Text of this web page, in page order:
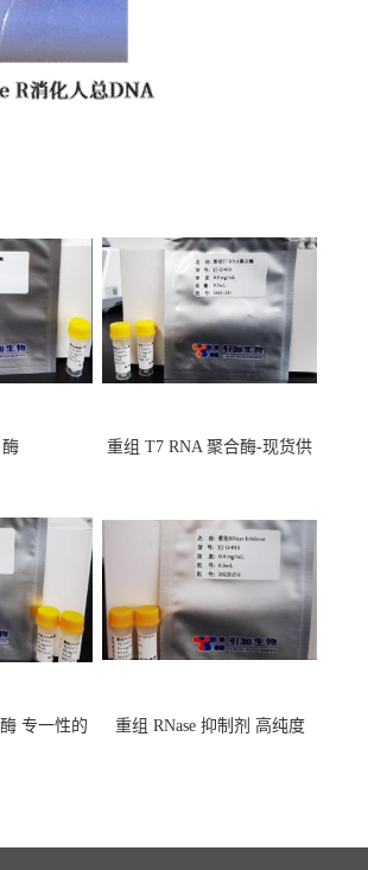
重组 T7 RNA 聚合酶-现货供
专一性的
重组 RNase 抑制剂 高纯度